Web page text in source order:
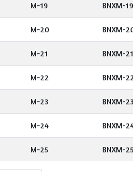
M-19 BNXM-19
M-20 BNXM-
M-21 BNXM-21
M-22 BNXM-
M-23 BNXM-23
M-24 BNXM-
M-25 BNXM-25